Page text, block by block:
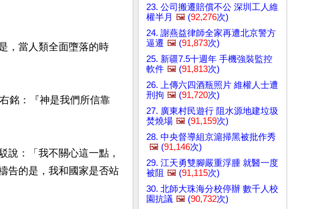
，當人類全面墮落的時
銘：『神是我們所信靠
說：「我不關心這一點，
告的是，我和國家是否站
23. 公司搬遷賠償不公 深圳工人維
權半月 🖼️ (92,276次)
24. 謝燕益律師全家再遭北京警方
逼遷 🖼️ (91,873次)
25. 新疆7.5十週年 手機強裝監控
軟件 🖼️ (91,813次)
26. 上傳六四酒瓶照片 維權人士遭
刑拘 🖼️ (91,720次)
27. 廣東村民遊行 阻水源地建垃圾
焚燒場 🖼️ (91,159次)
28. 中央督導組京滬掃黑被批作秀
🖼️ (91,146次)
29. 江天勇雙腳嚴重浮腫 就醫一度
被阻 🖼️ (91,115次)
30. 北師大珠海分校停辦 數千人校
園抗議 🖼️ (90,732次)